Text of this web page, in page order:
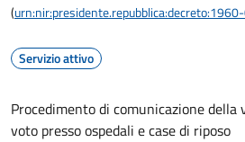
(
Servizio attivo
Procedimento di comunicazione
voto presso ospedali e case di riposo